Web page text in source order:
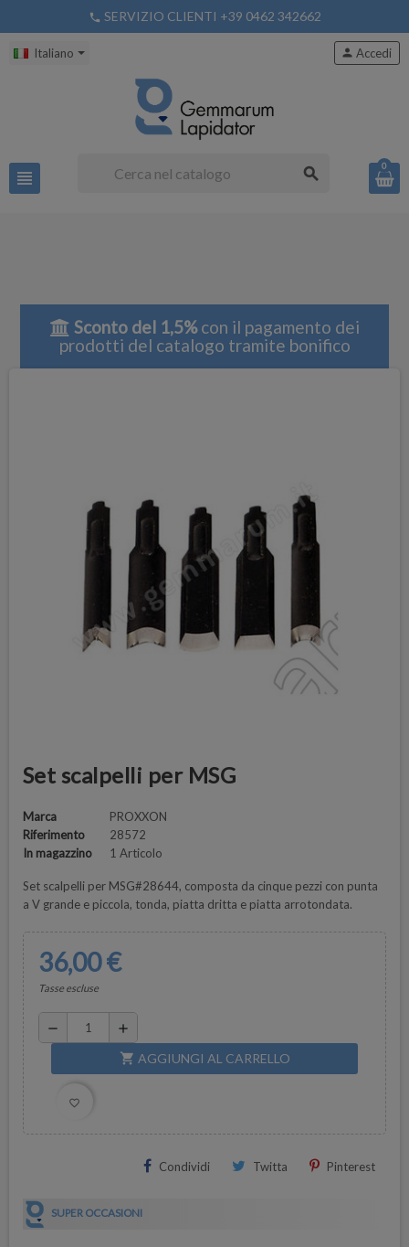
phone SERVIZIO CLIENTI +39 0462 342662
Italiano
view_headline search
person Accedi
0
Sconto del 1,5%con il pagamento dei
prodotti del catalogo tramite bonifico
Set scalpelli per MSG
Marca
PROXXON
Riferimento
28572
In magazzino
1 Articolo
Set scalpelli per MSG#28644, composta da cinque pezzi con punta
a V grande e piccola, tonda, piatta dritta e piatta arrotondata.
36,00 €
Tasse escluse
remove add
shopping_cart AGGIUNGI AL CARRELLO
favorite_border
Condividi Twitta Pinterest
SUPER OCCASIONI